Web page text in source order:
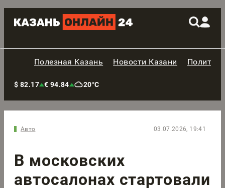
Полезная Казань Новости Казани
$ 82.17 € 94.84 20°C
Авто 03.07.2026, 19:41
В московских
автосалонах стартовали